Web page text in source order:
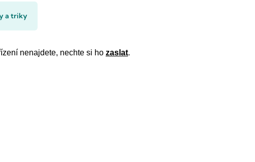
a triky
nenajdete, nechte si ho zaslat.